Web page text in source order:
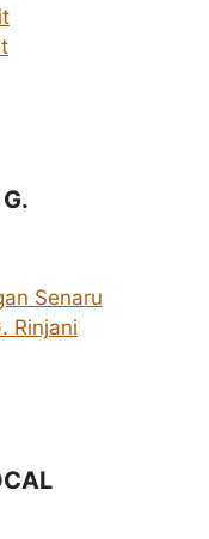
Senaru
Rinjani